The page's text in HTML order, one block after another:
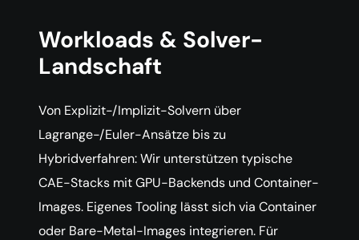
Workloads & Solver-
Landschaft
Von Explizit-/Implizit-Solvern über
Lagrange-/Euler-Ansätze bis zu
Hybridverfahren: Wir unterstützen typische
CAE-Stacks mit GPU-Backends und Container-
Images. Eigenes Tooling lässt sich via Container
oder Bare-Metal-Images integrieren. Für